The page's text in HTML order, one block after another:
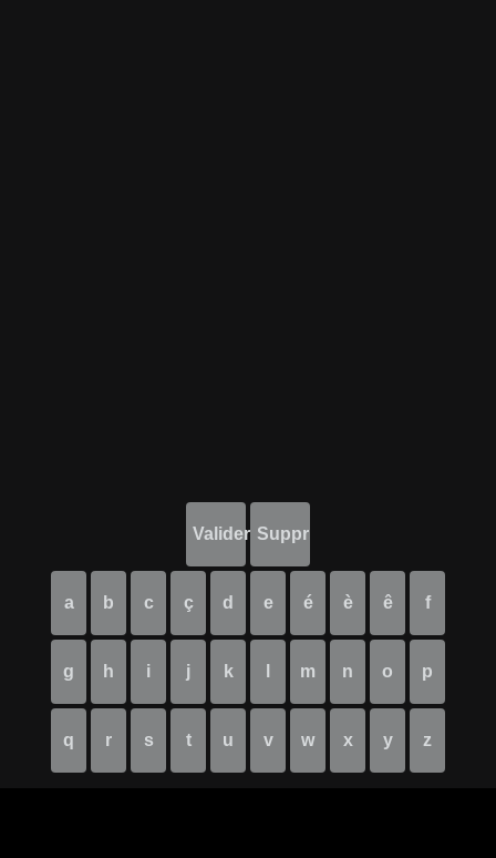
Valider Suppr
a b c ç d e é è ê f
g h i j k m n o p
q r s t u v w x y z